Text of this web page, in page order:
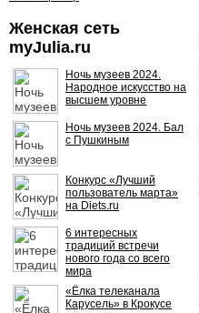
Женская сеть
myJulia.ru
Ночь музеев 2024.
Народное искусство на
высшем уровне
Ночь музеев 2024. Бал
с Пушкиным
Конкурс «Лучший
пользователь марта»
на Diets.ru
6 интересных
традиций встречи
нового года со всего
мира
«Ёлка телеканала
Карусель» в Крокусе